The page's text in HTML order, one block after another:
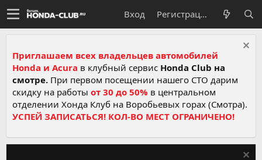
Вход Регистрация
Приглашаем всех владельцев автомобилей
Honda и Acura в клубный сервис Honda Club на
смотре. При первом посещении нашего СТО дарим
скидку на работы от 30 до 50% в центральном
отделении Хонда Клуб на Воробьевых горах (Смотра).
УСПЕЙ ЗАПИСАТЬСЯ! КОЛ-ВО МЕСТ ОГРАНИЧЕНО!